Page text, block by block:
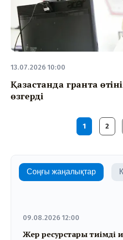
13.07.2026 10:00
Қазақстанда грантқа
өзгерді
1 2
Соңғы жаңалықтар
09.08.2026 12:00
Жер ресурстары тиімді